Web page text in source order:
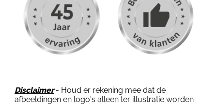
Disclaimer- Houd er rekening mee dat de
afbeeldingen en logo's alleen ter illustratie worden